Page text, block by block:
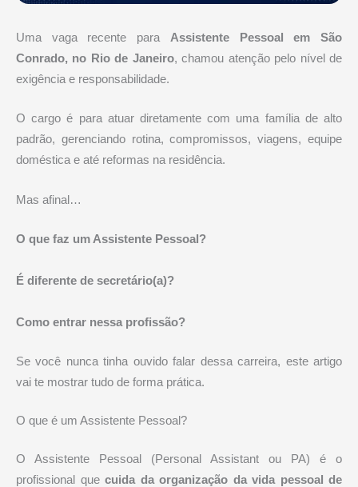
Uma vaga recente para Assistente Pessoal em São
Conrado, no Rio de Janeiro, chamou atenção pelo nível de
exigência e responsabilidade.
O cargo é para atuar diretamente com uma família de alto
padrão, gerenciando rotina, compromissos, viagens, equipe
doméstica e até reformas na residência.
Mas afinal…
O que faz um Assistente Pessoal?
É diferente de secretário(a)?
Como entrar nessa profissão?
Se você nunca tinha ouvido falar dessa carreira, este artigo
vai te mostrar tudo de forma prática.
O que é um Assistente Pessoal?
O Assistente Pessoal (Personal Assistant ou PA) é o
profissional que cuida da organização da vida pessoal de